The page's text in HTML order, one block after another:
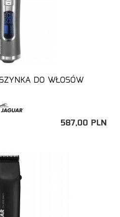
DO WŁOSÓW
587,00 PLN